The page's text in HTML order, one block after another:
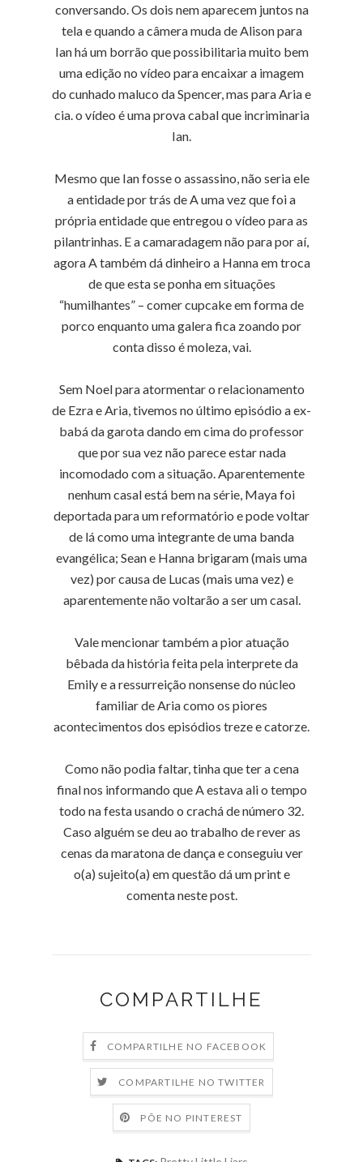
conversando. Os dois nem aparecem juntos na
tela e quando a câmera muda de Alison para
Ian há um borrão que possibilitaria muito bem
uma edição no vídeo para encaixar a imagem
do cunhado maluco da Spencer, mas para Aria e
cia. o vídeo é uma prova cabal que incriminaria
Ian.
Mesmo que Ian fosse o assassino, não seria ele
a entidade por trás de A uma vez que foi a
própria entidade que entregou o vídeo para as
pilantrinhas. E a camaradagem não para por aí,
agora A também dá dinheiro a Hanna em troca
de que esta se ponha em situações
“humilhantes” – comer cupcake em forma de
porco enquanto uma galera fica zoando por
conta disso é moleza, vai.
Sem Noel para atormentar o relacionamento
de Ezra e Aria, tivemos no último episódio a ex-
babá da garota dando em cima do professor
que por sua vez não parece estar nada
incomodado com a situação. Aparentemente
nenhum casal está bem na série, Maya foi
deportada para um reformatório e pode voltar
de lá como uma integrante de uma banda
evangélica; Sean e Hanna brigaram (mais uma
vez) por causa de Lucas (mais uma vez) e
aparentemente não voltarão a ser um casal.
Vale mencionar também a pior atuação
bêbada da história feita pela interprete da
Emily e a ressurreição nonsense do núcleo
familiar de Aria como os piores
acontecimentos dos episódios treze e catorze.
Como não podia faltar, tinha que ter a cena
final nos informando que A estava ali o tempo
todo na festa usando o crachá de número 32.
Caso alguém se deu ao trabalho de rever as
cenas da maratona de dança e conseguiu ver
o(a) sujeito(a) em questão dá um print e
comenta neste post.
COMPARTILHE
COMPARTILHE NO FACEBOOK
COMPARTILHE NO TWITTER
PÕE NO PINTEREST